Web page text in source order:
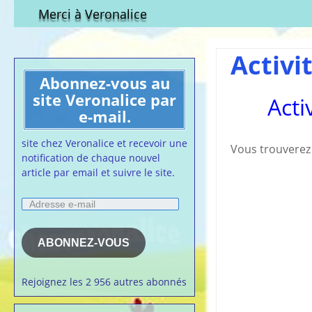
Qui est-elle ?
Adhésion demandes
S.M.I.C et
Convention
Lettres Types
Projet
calendrier des
Vaccination
Merci à Veronalice
Abonnez-vous au
site Veronalice par
e-mail.
site chez Veronalice et recevoir une
notification de chaque nouvel
article par email et suivre le site.
Adresse
mail
ABONNEZ-VOUS
Rejoignez les 2 956 autres abonnés
Vous